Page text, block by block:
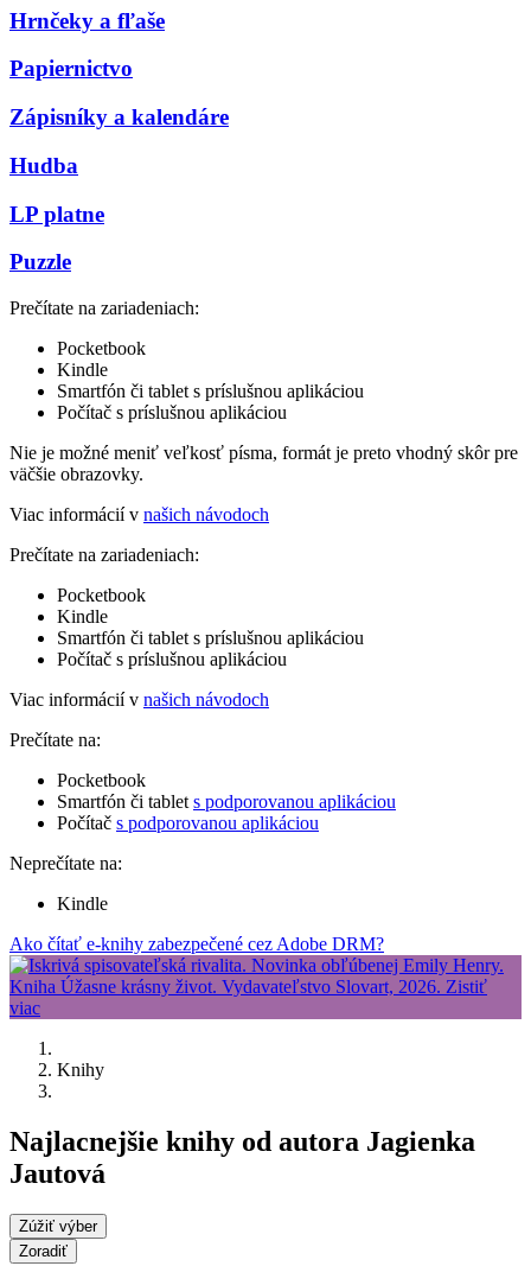
Hrnčeky a fľaše
Papiernictvo
Zápisníky a kalendáre
Hudba
LP platne
Puzzle
Prečítate na zariadeniach:
Pocketbook
Kindle
Smartfón či tablet s príslušnou aplikáciou
Počítač s príslušnou aplikáciou
Nie je možné meniť veľkosť písma, formát je preto vhodný skôr pre
väčšie obrazovky.
Viac informácií v našich návodoch
Prečítate na zariadeniach:
Pocketbook
Kindle
Smartfón či tablet s príslušnou aplikáciou
Počítač s príslušnou aplikáciou
Viac informácií v našich návodoch
Prečítate na:
Pocketbook
Smartfón či tablet s podporovanou aplikáciou
Počítač s podporovanou aplikáciou
Neprečítate na:
Kindle
Ako čítať e-knihy zabezpečené cez Adobe DRM?
Knihy
Najlacnejšie knihy od autora Jagienka
Jautová
Zúžiť výber
Zoradiť